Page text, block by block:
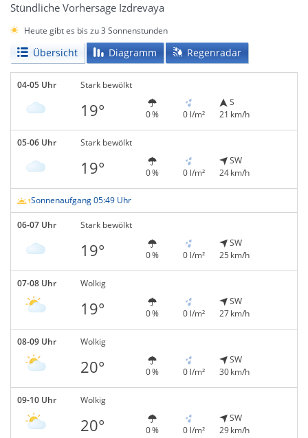
Stündliche Vorhersage Izdrevaya
Heute gibt es bis zu 3 Sonnenstunden
Übersicht Diagramm Regenradar
04-05 Uhr Stark bewölkt
19° 0 % 0 l/m²
S
21 km/h
05-06 Uhr Stark bewölkt
19° 0 % 0 l/m²
SW
24 km/h
Sonnenaufgang 05:49 Uhr
06-07 Uhr Stark bewölkt
19° 0 % 0 l/m²
SW
25 km/h
07-08 Uhr Wolkig
19° 0 % 0 l/m²
SW
27 km/h
08-09 Uhr Wolkig
20° 0 % 0 l/m²
SW
30 km/h
09-10 Uhr Wolkig
20° 0 % 0 l/m²
SW
29 km/h